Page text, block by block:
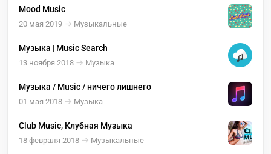
Mood Music
20 мая 2019 Музыкальные
Музыка | Music Search
13 ноября 2018 Музыка
Музыка / Music / ничего лишнего
01 мая 2018 Музыка
Club Music, Клубная Музыка
18 февраля 2018 Музыкальные